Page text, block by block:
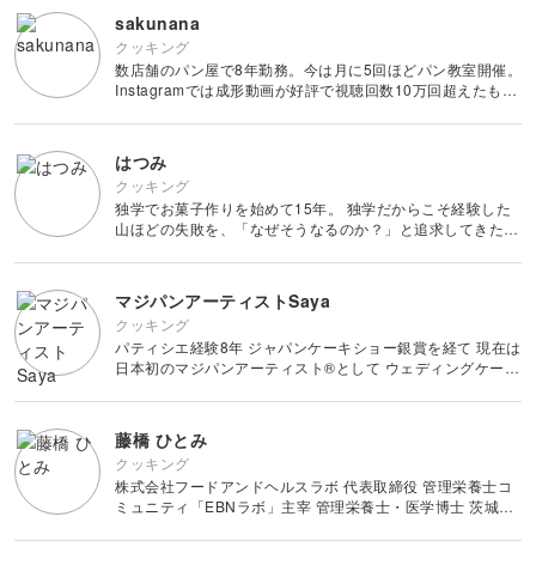
sakunana
クッキング
数店舗のパン屋で8年勤務。今は月に5回ほどパン教室開催。
Instagramでは成形動画が好評で視聴回数10万回超えたもの
はつみ
クッキング
独学でお菓子作りを始めて15年。 独学だからこそ経験した
山ほどの失敗を、「なぜそうなるのか？」と追求してきたこ
る。 レシピ開発、フードコーディネート、公民館等でのレ
マジパンアーティストSaya
クッキング
パティシエ経験8年 ジャパンケーキショー銀賞を経て 現在は
日本初のマジパンアーティスト®︎として ウェディングケーキ
パティシエに向けてのマジパンス
藤橋 ひとみ
クッキング
株式会社フードアンドヘルスラボ 代表取締役 管理栄養士コ
ミュニティ「EBNラボ」主宰 管理栄養士・医学博士 茨城県
格を取得。大学院では生活習慣病の発症に関わる基礎研究に